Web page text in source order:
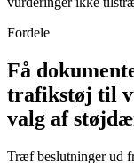
Fordele
Få
trafikstøj til
valg af
Træf beslutninger ud